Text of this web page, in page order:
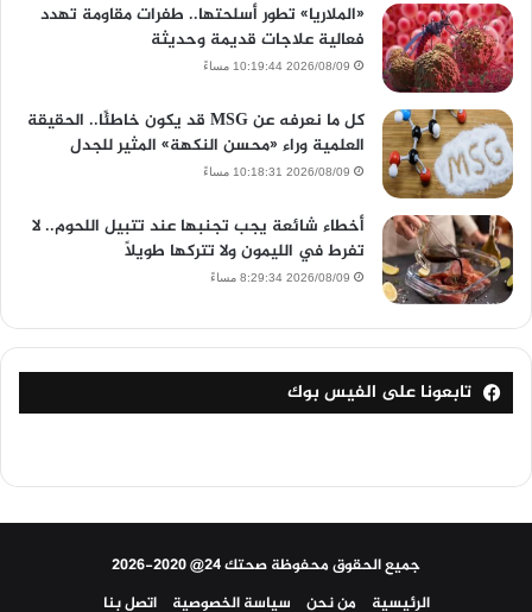
«الملاريا» تطور أسلحتها.. طفرات مقاومة تهدد
فعالية علاجات قديمة وحديثة
2026/08/09 10:19:44 مساءً
كل ما نعرفه عن MSG قد يكون خاطئًا.. الحقيقة
العلمية وراء «محسن النكهة» المثير للجدل
2026/08/09 10:18:31 مساءً
أخطاء شائعة يجب تجنبها عند تتبيل اللحوم.. لا
تفرط في الليمون ولا تتركها طويلًا
2026/08/09 8:29:34 مساءً
تابعونا على الفيس بوك
جميع الحقوق محفوظة صحتك 24@ 2020-2026
الرئيسية
من نحن سياسة الخصوصية اتصل بنا